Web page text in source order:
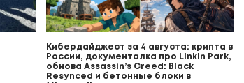
Кибердайджест за 4 августа: крипта в
России, документалка про Linkin Park,
обнова Assassin’s Creed: Black
Resynced и бетонные блоки в